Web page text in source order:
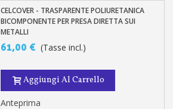
CELCOVER - TRASPARENTE POLIURETANICA
BICOMPONENTE PER PRESA DIRETTA SUI
METALLI
61,00 € (Tasse incl.)
Aggiungi Al Carrello
Anteprima